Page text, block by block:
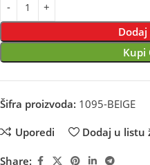
Kupi
Šifra proizvoda: 1095-BEIGE
Uporedi Dodaj u listu
Share: